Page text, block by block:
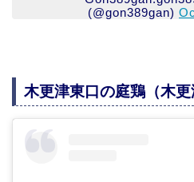
(@gon389gan)
木更津東口の庭鶏（木更